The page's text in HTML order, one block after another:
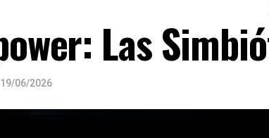
Las
19/06/2026